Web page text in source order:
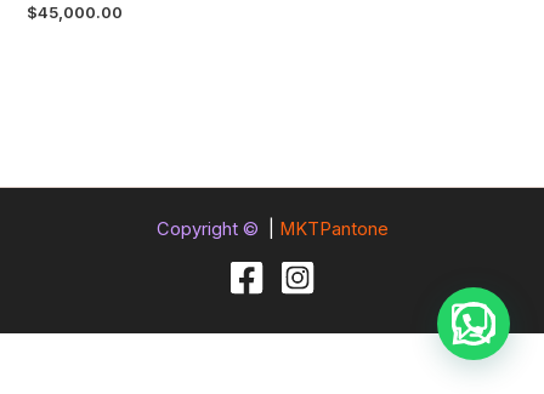
$45,000.00
Copyright © MKTPantone